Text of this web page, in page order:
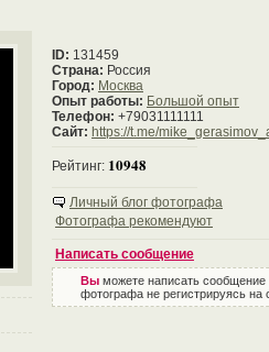
ID: 131459
Страна: Россия
Город: Москва
Опыт работы: Большой опыт
Телефон: +79031111111
Сайт: https://t.me/
Рейтинг: 10948
Личный блог фотографа
Фотографа рекомендуют
Написать сообщение
Вы можете написать сообщение
фотографа не регистрируясь на